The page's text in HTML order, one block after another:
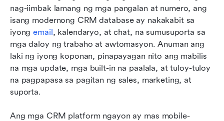
nag-iimbak lamang ng mga pangalan at numero, ang
isang modernong CRM database ay nakakabit sa
iyong email, kalendaryo, at chat, na sumusuporta sa
mga daloy ng trabaho at awtomasyon. Anuman ang
laki ng iyong koponan, pinapayagan nito ang mabilis
na mga update, mga built-in na paalala, at tuloy-tuloy
na pagpapasa sa pagitan ng sales, marketing, at
suporta.
Ang mga CRM platform ngayon ay mas mobile-